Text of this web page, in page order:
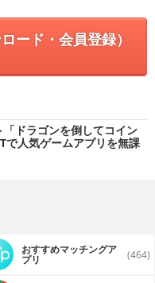
ード・会員登録）
ドラゴンを倒してコイン
で人気ゲームアプリを無課
おすすめマッチングア
プリ (464)